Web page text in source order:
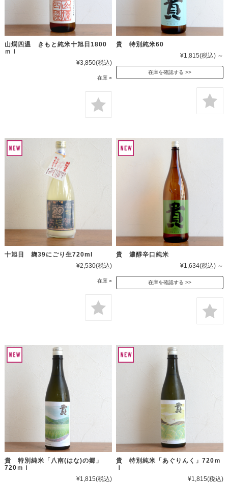
山燗四温 きもと純米十旭日1800
ｍｌ
¥3,850(税込)
在庫 ○
貴 特別純米60
¥1,815(税込) ～
在庫を確認する
十旭日 麹39にごり生720ml
¥2,530(税込)
在庫 ○
貴 濃醇辛口純米
¥1,634(税込) ～
在庫を確認する
貴 特別純米「八南(はな)の郷」
720ｍｌ
¥1,815(税込)
貴 特別純米「あぐりんく」720ｍ
ｌ
¥1,815(税込)